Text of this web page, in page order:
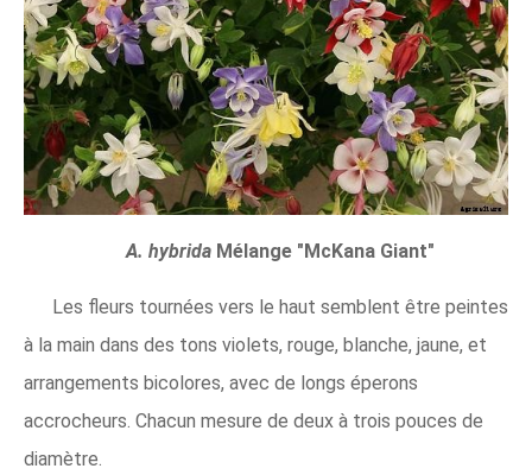
A. hybrida Mélange "McKana Giant"
Les fleurs tournées vers le haut semblent être peintes
à la main dans des tons violets, rouge, blanche, jaune, et
arrangements bicolores, avec de longs éperons
accrocheurs. Chacun mesure de deux à trois pouces de
diamètre.